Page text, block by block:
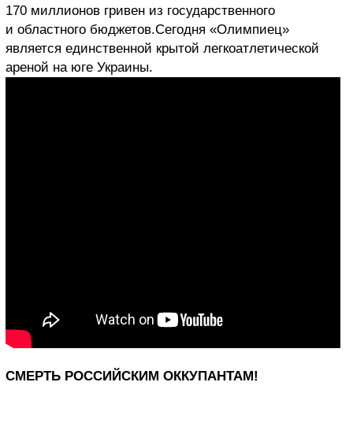
170 миллионов гривен из государственного
и областного бюджетов.Сегодня «Олимпиец»
является единственной крытой легкоатлетической
ареной на юге Украины.
СМЕРТЬ РОССИЙСКИМ ОККУПАНТАМ!